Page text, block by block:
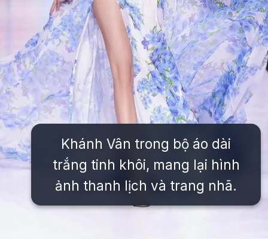
Khánh Vân trong bộ áo dài
trắng tinh khôi, mang lại hình
ảnh thanh lịch và trang nhã.